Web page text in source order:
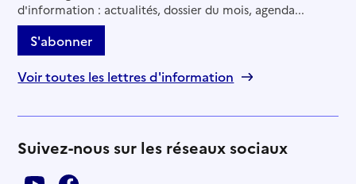
d'information : actualités, dossier du mois, agenda...
S'abonner
Voir toutes les lettres d'information
Suivez-nous sur les réseaux sociaux